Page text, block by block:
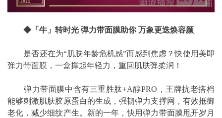
◆ 「牛」转时光 弹力带面膜助你 万象更迭焕容颜
是否还在为“肌肤年龄危机感”而感到焦虑？快使用美即
弹力带面膜，一盒撑起年轻力，重回肌肤弹柔润！
弹力带面膜中含有三重胜肽+A醇PRO，王牌抗老搭档
能够刺激肌肤胶原蛋白的生成，强韧弹力支撑网，有效抵御
老化，减少细纹产生。新的一年，快用弹力带面膜甩开岁月